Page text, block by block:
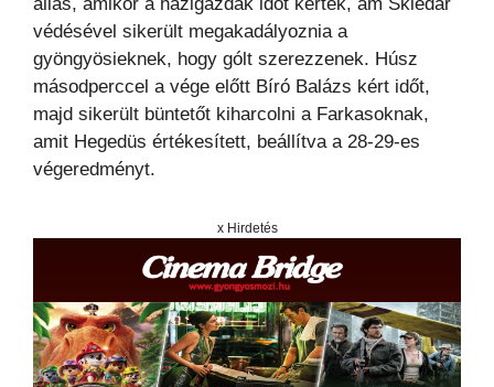
állás, amikor a házigazdák időt kértek, ám Skledar
védésével sikerült megakadályoznia a
gyöngyösieknek, hogy gólt szerezzenek. Húsz
másodperccel a vége előtt Bíró Balázs kért időt,
majd sikerült büntetőt kiharcolni a Farkasoknak,
amit Hegedüs értékesített, beállítva a 28-29-es
végeredményt.
x Hirdetés